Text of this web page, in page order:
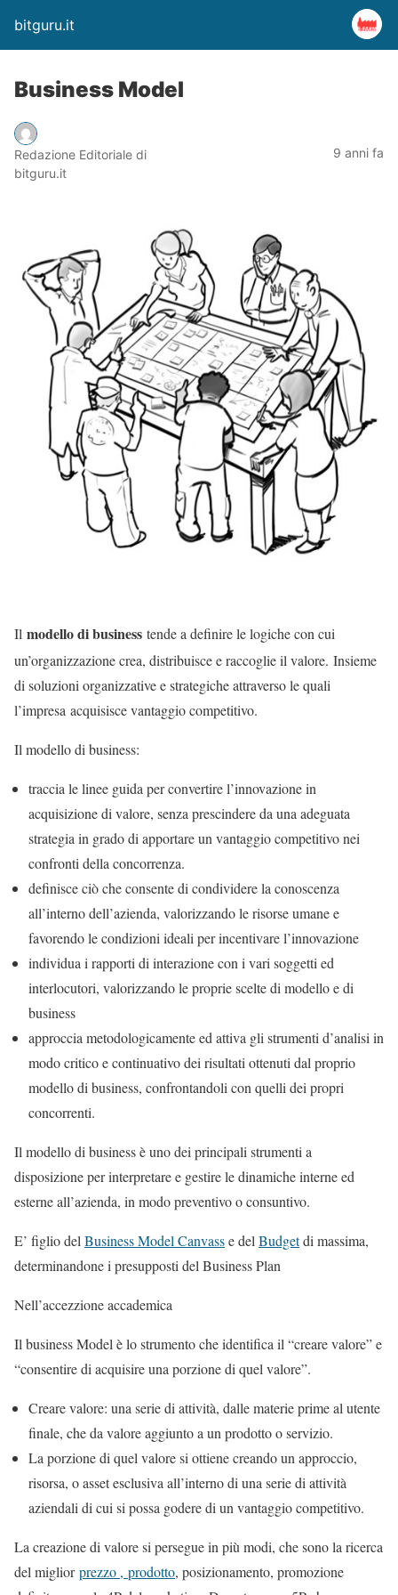
bitguru.it
Business Model
Redazione Editoriale di
bitguru.it
9 anni fa
Il modello di business tende a definire le logiche con cui
un’organizzazione crea, distribuisce e raccoglie il valore. Insieme
di soluzioni organizzative e strategiche attraverso le quali
l’impresa acquisisce vantaggio competitivo.
Il modello di business:
traccia le linee guida per convertire l’innovazione in
acquisizione di valore, senza prescindere da una adeguata
strategia in grado di apportare un vantaggio competitivo nei
confronti della concorrenza.
definisce ciò che consente di condividere la conoscenza
all’interno dell’azienda, valorizzando le risorse umane e
favorendo le condizioni ideali per incentivare l’innovazione
individua i rapporti di interazione con i vari soggetti ed
interlocutori, valorizzando le proprie scelte di modello e di
business
approccia metodologicamente ed attiva gli strumenti d’analisi in
modo critico e continuativo dei risultati ottenuti dal proprio
modello di business, confrontandoli con quelli dei propri
concorrenti.
Il modello di business è uno dei principali strumenti a
disposizione per interpretare e gestire le dinamiche interne ed
esterne all’azienda, in modo preventivo o consuntivo.
E’ figlio delBusiness Model Canvasse delBudgetdi massima,
determinandone i presupposti del Business Plan
Nell’accezzione accademica
Il business Model è lo strumento che identifica il “creare valore” e
“consentire di acquisire una porzione di quel valore”.
Creare valore: una serie di attività, dalle materie prime al utente
finale, che da valore aggiunto a un prodotto o servizio.
La porzione di quel valore si ottiene creando un approccio,
risorsa, o asset esclusiva all’interno di una serie di attività
aziendali di cui si possa godere di un vantaggio competitivo.
La creazione di valore si persegue in più modi, che sono la ricerca
del migliorprezzo , prodotto, posizionamento, promozione